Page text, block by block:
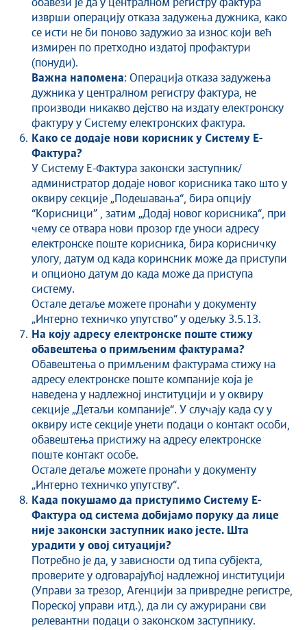
обавези је да у централном регистру фактура
изврши операцију отказа задужења дужника, како
се исти не би поново задужио за износ који већ
измирен по претходно издатој профактури
(понуди).
Важна напомена: Операција отказа задужења
дужника у централном регистру фактура, не
производи никакво дејство на издату електронску
фактуру у Систему електронских фактура.
Како се додаје нови корисник у Систему Е-
Фактура?
У Систему Е-Фактура законски заступник/
администратор додаје новог корисника тако што у
оквиру секције „Подешавања“, бира опцију
“Корисници” , затим „Додај новог корисника“, при
чему се отвара нови прозор где уноси адресу
електронске поште корисника, бира корисничку
улогу, датум од када коринсник може да приступи
и опционо датум до када може да приступа
систему.
Остале детаље можете пронаћи у документу
„Интерно техничко упутство“ у одељку 3.5.13.
На коју адресу електронске поште стижу
обавештења о примљеним фактурама?
Обавештења о примљеним фактурама стижу на
адресу електронске поште компаније која је
наведена у надлежној институцији и у оквиру
секције „Детаљи компаније“. У случају када су у
оквиру исте секције унети подаци о контакт особи,
обавештења пристижу на адресу електронске
поште контакт особе.
Остале детаље можете пронаћи у документу
„Интерно техничко упутству“.
Када покушамо да приступимо Систему Е-
Фактура од система добијамо поруку да лице
није законски заступник иако јесте. Шта
урадити у овој ситуацији?
Потребно је да, у зависности од типа субјекта,
проверите у одговарајућој надлежној институцији
(Управи за трезор, Агенцији за привредне регистре,
Пореској управи итд.), да ли су ажурирани сви
релевантни подаци о законском заступнику.